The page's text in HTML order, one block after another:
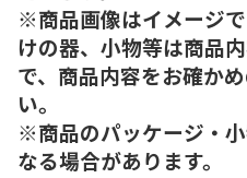
※商品画像はイメージ
けの器、小物等は商品
で、商品内容をお確か
い。
※商品のパッケージ・
なる場合があります。